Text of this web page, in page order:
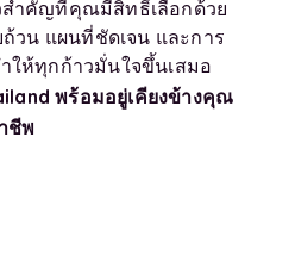
สำคัญที่คุณมีสิทธิ์เลือกด้วย
วน แผนที่ชัดเจน และการ
ให้ทุกก้าวมั่นใจขึ้นเสมอ
พร้อมอยู่เคียงข้างคุณ
ชีพ